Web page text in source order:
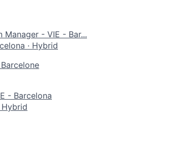
Manager - VIE - Bar...
· Hybrid
- Barcelona
Hybrid